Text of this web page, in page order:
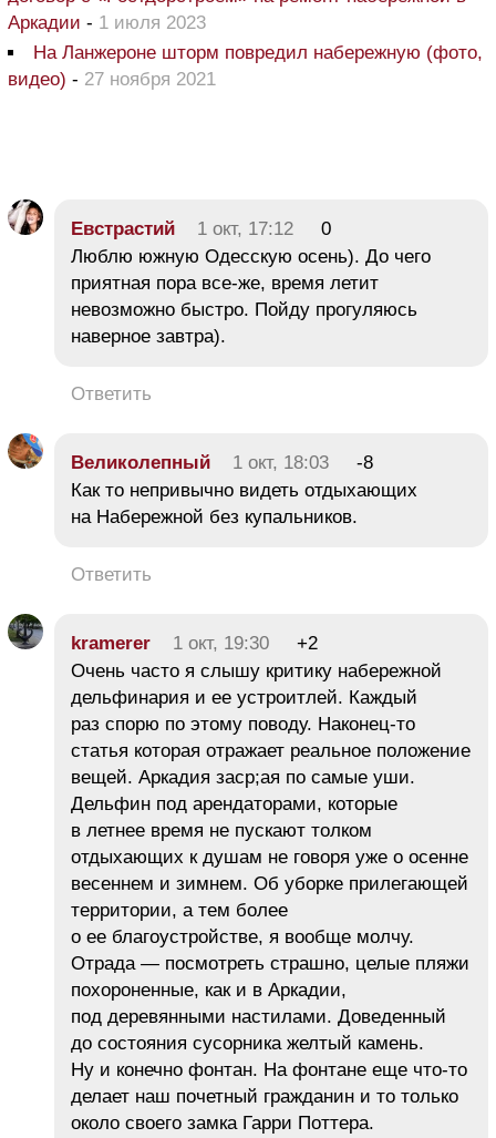
Аркадии - 1 июля 2023
На Ланжероне шторм повредил набережную (фото,
видео) - 27 ноября 2021
Евстрастий 1 окт, 17:12
0
Люблю южную Одесскую осень). До чего
приятная пора все-же, время летит
невозможно быстро. Пойду прогуляюсь
наверное завтра).
Ответить
Великолепный 1 окт, 18:03
-8
Как то непривычно видеть отдыхающих
на Набережной без купальников.
Ответить
kramerer 1 окт, 19:30
+2
Очень часто я слышу критику набережной
дельфинария и ее устроитлей. Каждый
раз спорю по этому поводу. Наконец-то
статья которая отражает реальное положение
вещей. Аркадия заср;ая по самые уши.
Дельфин под арендаторами, которые
в летнее время не пускают толком
отдыхающих к душам не говоря уже о осенне
весеннем и зимнем. Об уборке прилегающей
территории, а тем более
о ее благоустройстве, я вообще молчу.
Отрада — посмотреть страшно, целые пляжи
похороненные, как и в Аркадии,
под деревянными настилами. Доведенный
до состояния сусорника желтый камень.
Ну и конечно фонтан. На фонтане еще что-то
делает наш почетный гражданин и то только
около своего замка Гарри Поттера.